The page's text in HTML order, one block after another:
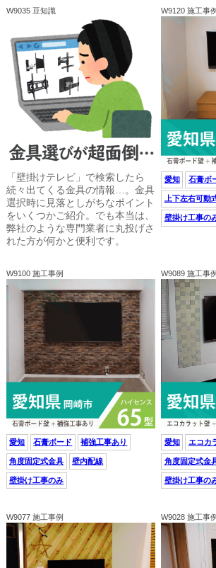
W9035 豆知識
「壁掛けテレビ」で検索したら
続々出てくる金具の情報…。金具
選択時に見落としがちなポイント
をいくつかご紹介。でも本当は、
弊社のような専門業者に丸投げさ
れた方が何かと便利です。
W9120 施工事
愛知 石膏ボ
上下左右可動
壁掛け工事の
W9100 施工事例
愛知 石膏ボード 補強工事あり
角度固定式金具 壁内配線
壁掛け工事のみ
W9089 施工事
愛知 エコカ
角度固定式金
壁掛け工事の
W9077 施工事例 W9028 施工事